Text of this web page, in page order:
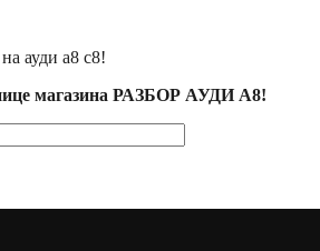
ауди а8 с8!
магазина РАЗБОР АУДИ А8!